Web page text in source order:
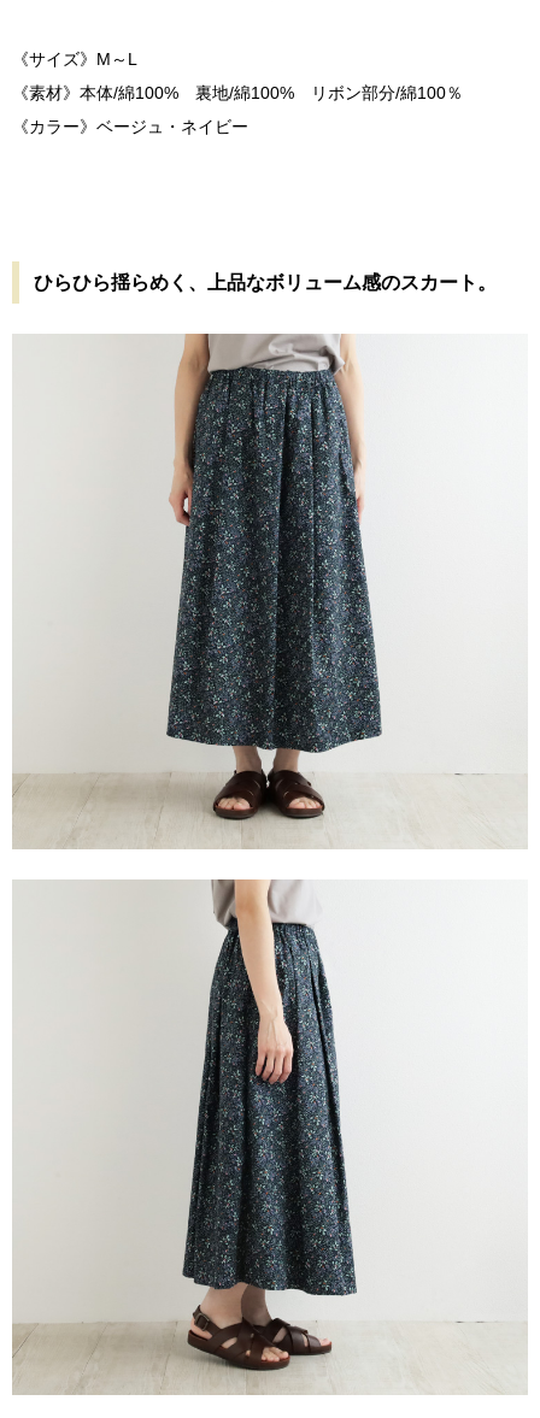
《サイズ》M～L
《素材》本体/綿100% 裏地/綿100% リボン部分/綿100％
《カラー》ベージュ・ネイビー
ひらひら揺らめく、上品なボリューム感のスカート。